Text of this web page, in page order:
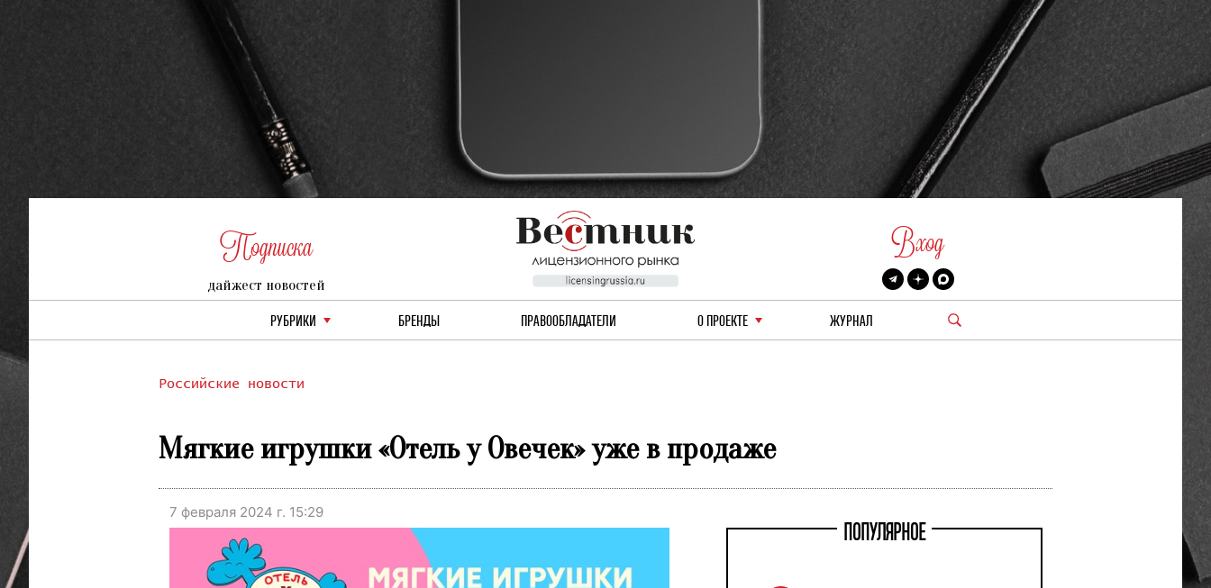
Подписка
дайжест новостей
Вход
РУБРИКИ БРЕНДЫ ПРАВООБЛАДАТЕЛИ О ПРОЕКТЕ ЖУРНАЛ
Российские новости
Мягкие игрушки «Отель у Овечек» уже в продаже
7 февраля 2024 г. 15:29
ПОПУЛЯРНОЕ